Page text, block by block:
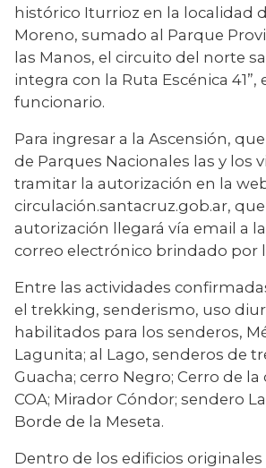
histórico Iturrioz en la localidad
Moreno, sumado al Parque
las Manos, el circuito del norte
integra con la Ruta Escénica 41”,
funcionario.
Para ingresar a la Ascensión,
de Parques Nacionales las y los
tramitar la autorización en la
circulación.santacruz.gob.ar,
autorización llegará vía email a
correo electrónico brindado por
Entre las actividades
el trekking, senderismo, uso
habilitados para los senderos,
Lagunita; al Lago, senderos de
Guacha; cerro Negro; Cerro de la
COA; Mirador Cóndor; sendero
Borde de la Meseta.
Dentro de los edificios originales